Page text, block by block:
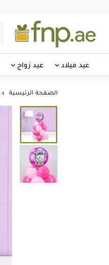
عيد ميلاد عيد زواج
الصفحة الرئيسية 